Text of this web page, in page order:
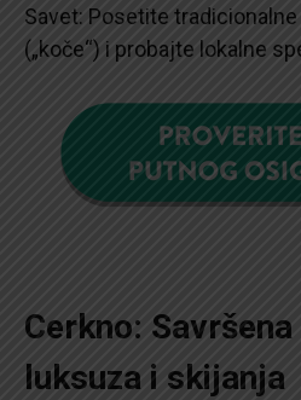
Savet: Posetite
(„koče“) i probajte lokalne
Cerkno:
luksuza i skijanja